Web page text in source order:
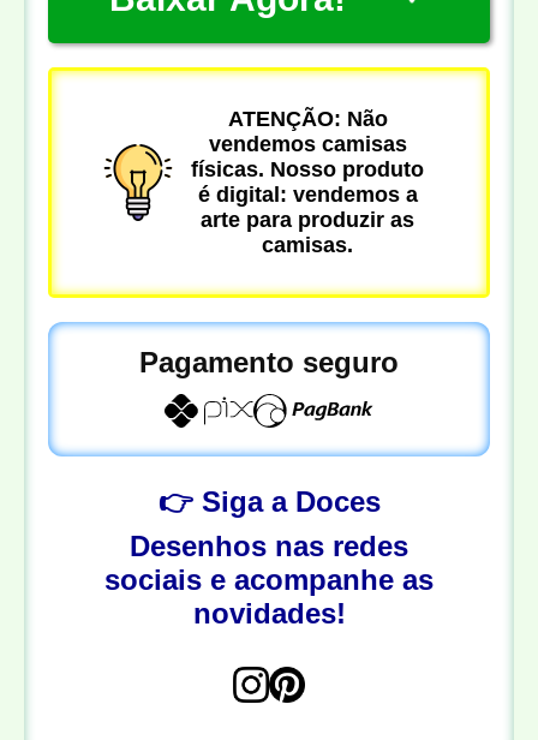
ATENÇÃO: Não
vendemos camisas
físicas. Nosso produto
é digital: vendemos a
arte para produzir as
camisas.
Pagamento seguro
👉 Siga a Doces
Desenhos nas redes
sociais e acompanhe as
novidades!